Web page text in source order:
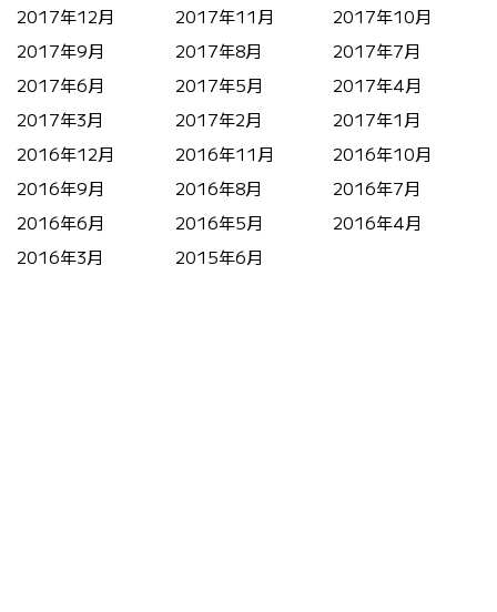
2017年12月
2017年11月
2017年10月
2017年9月
2017年8月
2017年7月
2017年6月
2017年5月
2017年4月
2017年3月
2017年2月
2017年1月
2016年12月
2016年11月
2016年10月
2016年9月
2016年8月
2016年7月
2016年6月
2016年5月
2016年4月
2016年3月
2015年6月